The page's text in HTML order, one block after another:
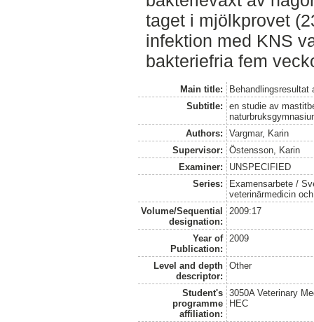
taget i mjölkprovet
infektion med KNS
bakteriefria fem
Main title:
Subtitle:
en studie av
Authors:
Vargmar, Karin
Supervisor:
Östensson, Karin
Examiner:
UNSPECIFIED
Series:
Examensarbete /
veterinärmedicin
Volume/Sequential
designation:
2009:17
Year of
Publication:
2009
Level and depth
descriptor:
Other
Student's
programme
affiliation:
3050A Veterinary
HEC